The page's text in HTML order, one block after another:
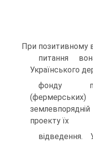
При позитивному
питання
Українського
фонду
проекту їх